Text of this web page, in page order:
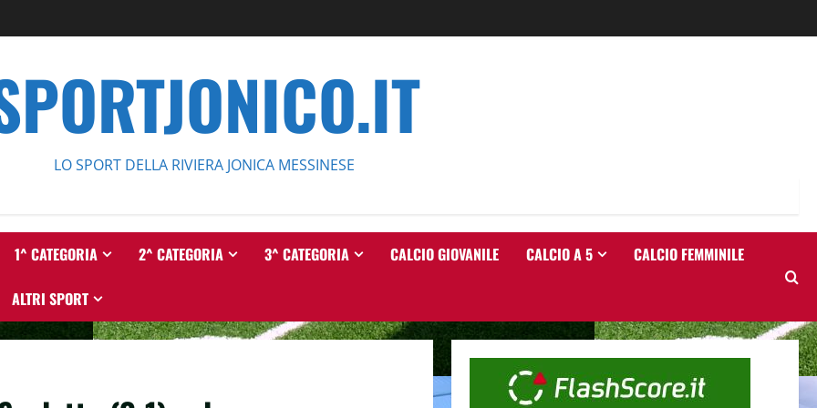
LO SPORT DELLA RIVIERA JONICA MESSINESE
1^ CATEGORIA 2^ CATEGORIA 3^ CATEGORIA CALCIO GIOVANILE CALCIO A 5 CALCIO FEMMINILE
ALTRI SPORT